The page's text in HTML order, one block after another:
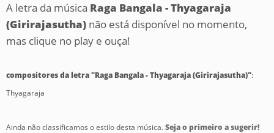
A letra da música Raga Bangala - Thyagaraja
(Girirajasutha) não está disponível no momento,
mas clique no play e ouça!
compositores da letra "Raga Bangala - Thyagaraja (Girirajasutha)":
Thyagaraja
Ainda não classificamos o estilo desta música.Seja o primeiro a sugerir!